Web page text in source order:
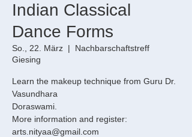
Indian Classical
Dance Forms
So., 22. März
  |
Nachbarschaftstreff
Giesing
Learn the makeup technique from Guru Dr.
Vasundhara
Doraswami.
More information and register:
arts.nityaa@gmail.com